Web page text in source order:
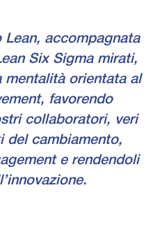
Lean, accompagnata
Six Sigma mirati,
orientata al
favorendo
collaboratori, veri
cambiamento,
e rendendoli